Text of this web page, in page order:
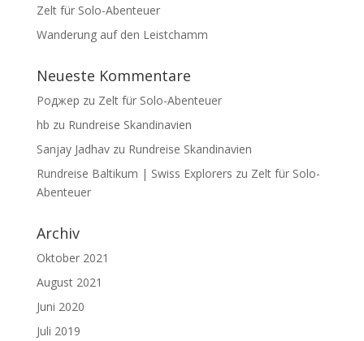
Zelt für Solo-Abenteuer
Wanderung auf den Leistchamm
Neueste Kommentare
Роджер zu Zelt für Solo-Abenteuer
hb zu Rundreise Skandinavien
Sanjay Jadhavzu Rundreise Skandinavien
Rundreise Baltikum | Swiss Explorers zu Zelt für Solo-
Abenteuer
Archiv
Oktober 2021
August 2021
Juni 2020
Juli 2019